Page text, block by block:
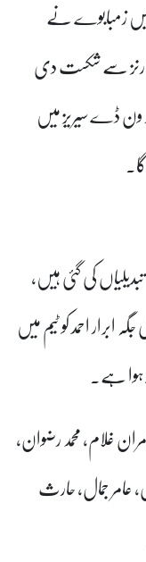
زمبابوے نے
پاکستان کو ڈک ورتھ لوئس سسٹم کے تحت 80 رنز سے شکست دی
ون ڈے سیریز میں
دوسرے ایک روزہ میچ کیلئے قومی ٹیم میں 2 تبدیلیاں کی گئی ہیں،
ابرار احمد کو ٹیم میں
ہوا ہے۔
غلام، محمد رضوان،
عامر جمال، حارث